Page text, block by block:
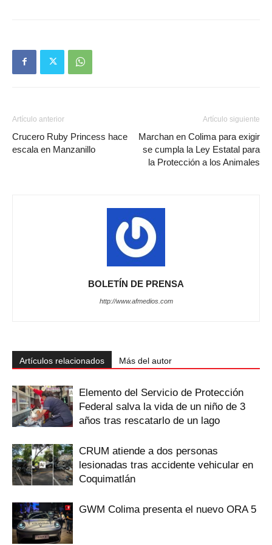
Artículo anterior
Crucero Ruby Princess hace
escala en Manzanillo
Artículo siguiente
Marchan en Colima para exigir
se cumpla la Ley Estatal para
la Protección a los Animales
BOLETÍN DE PRENSA
http://www.afmedios.com
Artículos relacionados Más del autor
Elemento del Servicio de Protección
Federal salva la vida de un niño de 3
años tras rescatarlo de un lago
CRUM atiende a dos personas
lesionadas tras accidente vehicular en
Coquimatlán
GWM Colima presenta el nuevo ORA 5